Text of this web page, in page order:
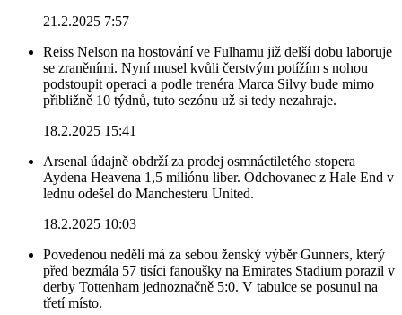
21.2.2025 7:57
Reiss Nelson na hostování ve Fulhamu již delší dobu laboruje
se zraněními. Nyní musel kvůli čerstvým potížím s nohou
podstoupit operaci a podle trenéra Marca Silvy bude mimo
přibližně 10 týdnů, tuto sezónu už si tedy nezahraje.
18.2.2025 15:41
Arsenal údajně obdrží za prodej osmnáctiletého stopera
Aydena Heavena 1,5 miliónu liber. Odchovanec z Hale End v
lednu odešel do Manchesteru United.
18.2.2025 10:03
Povedenou neděli má za sebou ženský výběr Gunners, který
před bezmála 57 tisíci fanoušky na Emirates Stadium porazil v
derby Tottenham jednoznačně 5:0. V tabulce se posunul na
třetí místo.